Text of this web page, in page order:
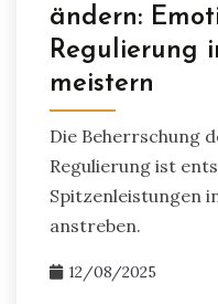
ändern:
Regulierung
meistern
Die Beherrschung
Regulierung ist
Spitzenleistungen
anstreben.
12/08/2025